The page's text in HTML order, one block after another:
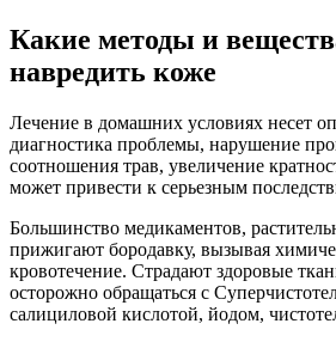
Какие методы и
навредить коже
Лечение в домашних условиях несет
диагностика проблемы, нарушение
соотношения трав, увеличение
может привести к серьезным
Большинство медикаментов,
прижигают бородавку, вызывая
кровотечение. Страдают здоровые
осторожно обращаться с
салициловой кислотой, йодом,